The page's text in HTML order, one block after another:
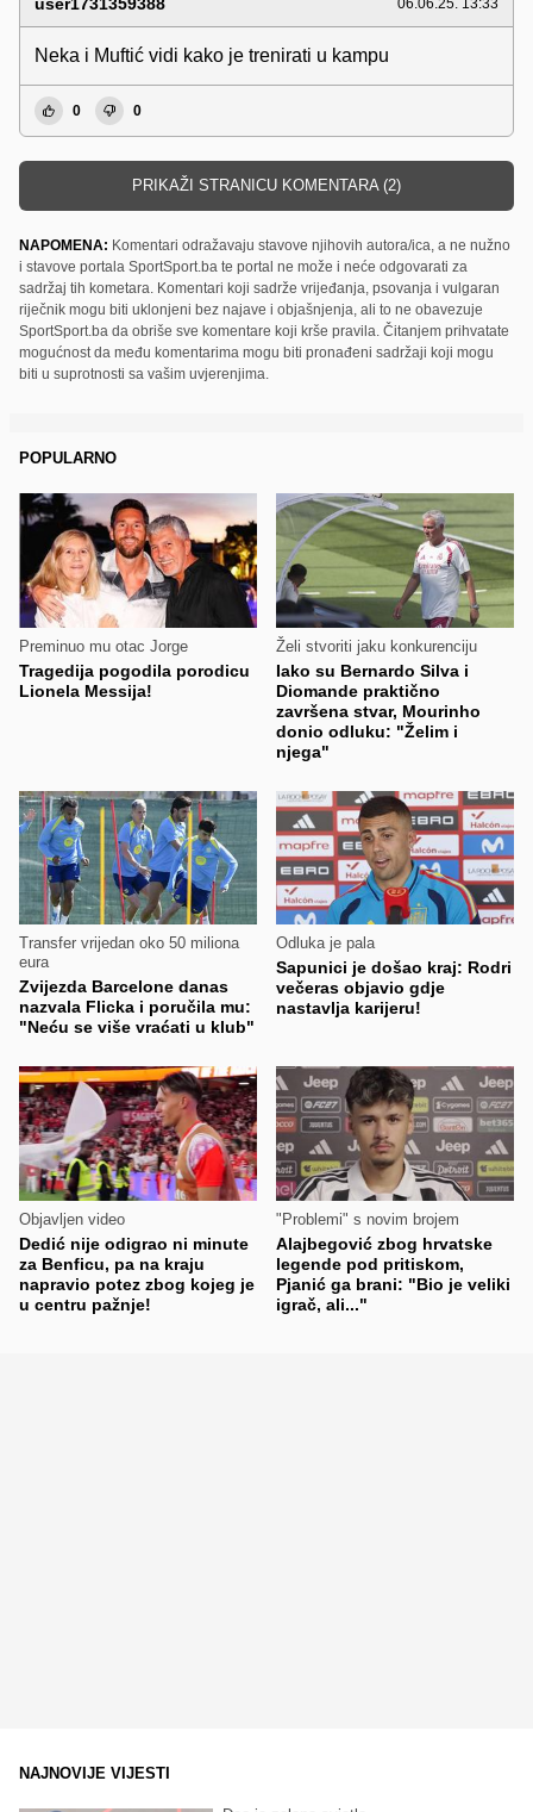
06.06.25. 13:33
Neka i Muftić vidi kako je trenirati u kampu
0 0
PRIKAŽI STRANICU KOMENTARA (2)
NAPOMENA: Komentari odražavaju stavove njihovih autora/ica, a ne nužno
i stavove portala SportSport.ba te portal ne može i neće odgovarati za
sadržaj tih kometara. Komentari koji sadrže vrijeđanja, psovanja i vulgaran
riječnik mogu biti uklonjeni bez najave i objašnjenja, ali to ne obavezuje
SportSport.ba da obriše sve komentare koji krše pravila. Čitanjem prihvatate
mogućnost da među komentarima mogu biti pronađeni sadržaji koji mogu
biti u suprotnosti sa vašim uvjerenjima.
POPULARNO
Preminuo mu otac Jorge
Tragedija pogodila porodicu
Lionela Messija!
Želi stvoriti jaku konkurenciju
Iako su Bernardo Silva i
Diomande praktično
završena stvar, Mourinho
donio odluku: "Želim i
njega"
Transfer vrijedan oko 50 miliona
eura
Zvijezda Barcelone danas
nazvala Flicka i poručila mu:
"Neću se više vraćati u klub"
Odluka je pala
Sapunici je došao kraj: Rodri
večeras objavio gdje
nastavlja karijeru!
Objavljen video
Dedić nije odigrao ni minute
za Benficu, pa na kraju
napravio potez zbog kojeg je
u centru pažnje!
"Problemi" s novim brojem
Alajbegović zbog hrvatske
legende pod pritiskom,
Pjanić ga brani: "Bio je veliki
igrač, ali..."
NAJNOVIJE VIJESTI